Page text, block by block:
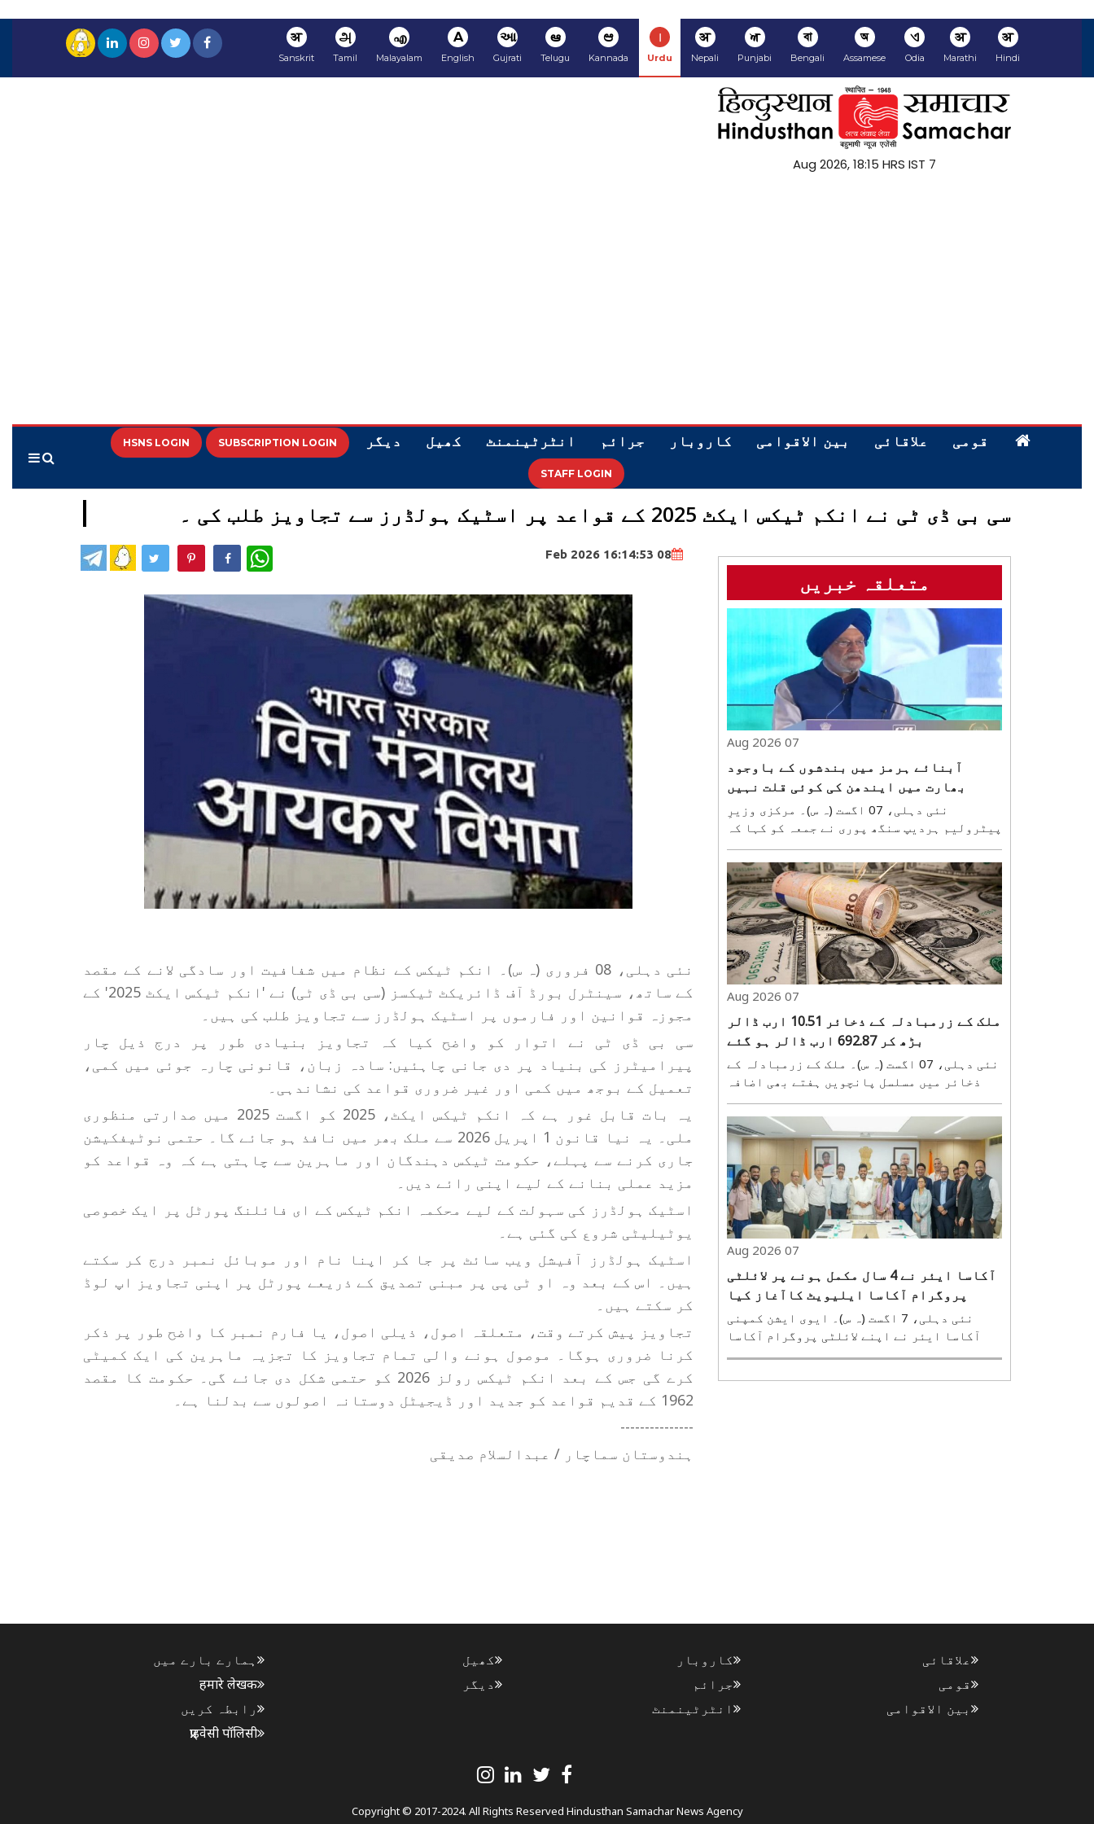
अ
Hindi
अ
Marathi
ଏ
Odia
অ
Assamese
বা
Bengali
ਅ
Punjabi
अ
Nepali
ا
Urdu
ಆ
Kannada
ఆ
Telugu
આ
Gujrati
A
English
എ
Malayalam
அ
Tamil
अ
Sanskrit
7 Aug 2026, 18:15 HRS IST
قومی علاقائی بین الاقوامی کاروبار جرائم انٹرٹینمنٹ کھیل دیگر SUBSCRIPTION LOGIN
HSNS LOGIN
STAFF LOGIN
سی بی ڈی ٹی نے انکم ٹیکس ایکٹ 2025 کے قواعد پر اسٹیک ہولڈرز سے تجاویز طلب کی ۔
08 Feb 2026 16:14:53
WhatsApp
نئی دہلی، 08 فروری (ہ س)۔ انکم ٹیکس کے نظام میں شفافیت اور سادگی لانے کے مقصد
کے ساتھ، سینٹرل بورڈ آف ڈائریکٹ ٹیکسز (سی بی ڈی ٹی) نے 'انکم ٹیکس ایکٹ 2025' کے
مجوزہ قوانین اور فارموں پر اسٹیک ہولڈرز سے تجاویز طلب کی ہیں۔
سی بی ڈی ٹی نے اتوار کو واضح کیا کہ تجاویز بنیادی طور پر درج ذیل چار
پیرامیٹرز کی بنیاد پر دی جانی چاہئیں: سادہ زبان، قانونی چارہ جوئی میں کمی،
تعمیل کے بوجھ میں کمی اور غیر ضروری قواعد کی نشاندہی۔
یہ بات قابل غور ہے کہ انکم ٹیکس ایکٹ، 2025 کو اگست 2025 میں صدارتی منظوری
ملی۔ یہ نیا قانون 1 اپریل 2026 سے ملک بھر میں نافذ ہو جائے گا۔ حتمی نوٹیفکیشن
جاری کرنے سے پہلے، حکومت ٹیکس دہندگان اور ماہرین سے چاہتی ہے کہ وہ قواعد کو
مزید عملی بنانے کے لیے اپنی رائے دیں۔
اسٹیک ہولڈرز کی سہولت کے لیے محکمہ انکم ٹیکس کے ای فائلنگ پورٹل پر ایک خصوصی
یوٹیلیٹی شروع کی گئی ہے۔
اسٹیک ہولڈرز آفیشل ویب سائٹ پر جا کر اپنا نام اور موبائل نمبر درج کر سکتے
ہیں۔ اس کے بعد وہ او ٹی پی پر مبنی تصدیق کے ذریعے پورٹل پر اپنی تجاویز اپ لوڈ
کر سکتے ہیں۔
تجاویز پیش کرتے وقت، متعلقہ اصول، ذیلی اصول، یا فارم نمبر کا واضح طور پر ذکر
کرنا ضروری ہوگا۔ موصول ہونے والی تمام تجاویز کا تجزیہ ماہرین کی ایک کمیٹی
کرے گی جس کے بعد انکم ٹیکس رولز 2026 کو حتمی شکل دی جائے گی۔ حکومت کا مقصد
1962 کے قدیم قواعد کو جدید اور ڈیجیٹل دوستانہ اصولوں سے بدلنا ہے۔
---------------
ہندوستان سماچار / عبدالسلام صدیقی
متعلقہ خبریں
07 Aug 2026
آبنائے ہرمز میں بندشوں کے باوجود
بھارت میں ایندھن کی کوئی قلت نہیں
ہوئی: ہردیپ سنگھ پوری
نئی دہلی، 07 اگست (ہ س)۔ مرکزی وزیرِ
پیٹرولیم ہردیپ سنگھ پوری نے جمعہ کو کہا کہ
ہونے کے باعث سپلائی میں رکاوٹیں پیدا
ہوئیں، لیکن بھارت نے متنوع ذرائع،
ریفائننگ کی بڑھتی ہوئی صلاحیت اور گھریلو
پیداوار کے ..
07 Aug 2026
ملک کے زرمبادلہ کے ذخائر 10.51 ارب ڈالر
بڑھ کر 692.87 ارب ڈالر ہو گئے
نئی دہلی، 07 اگست (ہ س)۔ ملک کے زرمبادلہ کے
ذخائر میں مسلسل پانچویں ہفتے بھی اضافہ
ہفتے میں زرمبادلہ کے ذخائر 10.51 ارب ڈالر
بڑھ کر 692.87 ارب ڈالر تک پہنچ گئے۔ ریزرو
بینک آف انڈیا (آر بی آئی) کی جانب ..
07 Aug 2026
آکاسا ایئر نے 4 سال مکمل ہونے پر لائلٹی
پروگرام آکاسا ایلیویٹ کاآغاز کیا
نئی دہلی، 7 اگست (ہ س)۔ ایوی ایشن کمپنی
آکاسا ایئر نے اپنے لائلٹی پروگرام آکاسا
ہمارے بارے میں
हमारे लेखक
رابطہ کریں
प्राइवेसी पॉलिसी
کھیل
دیگر
کاروبار
جرائم
انٹرٹینمنٹ
علاقائی
قومی
بین الاقوامی
Copyright © 2017-2024. All Rights Reserved Hindusthan Samachar News Agency